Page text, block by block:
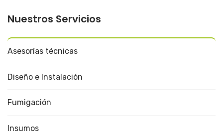
Nuestros Servicios
Asesorías técnicas
Diseño e Instalación
Fumigación
Insumos